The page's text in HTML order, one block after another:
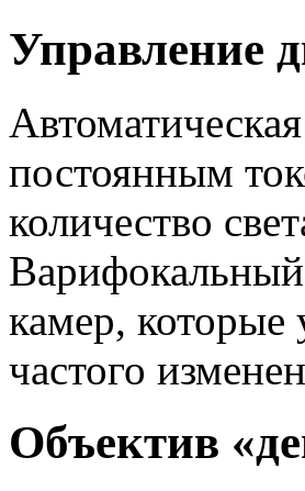
Управление
постоянным
количество
камер, которые
частого
Объектив